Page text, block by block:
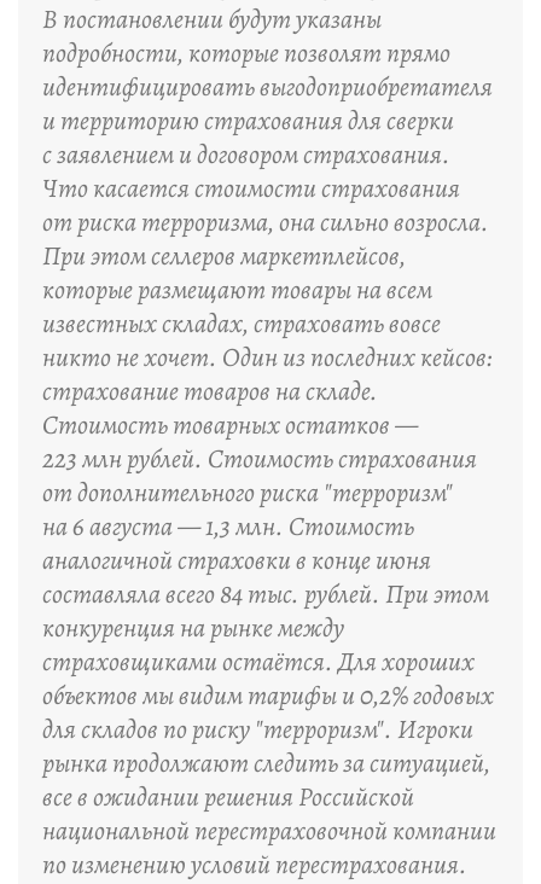
В постановлении будут указаны
подробности, которые позволят прямо
идентифицировать выгодоприобретателя
и территорию страхования для сверки
с заявлением и договором страхования.
Что касается стоимости страхования
от риска терроризма, она сильно возросла.
При этом селлеров маркетплейсов,
которые размещают товары на всем
известных складах, страховать вовсе
никто не хочет. Один из последних кейсов:
страхование товаров на складе.
Стоимость товарных остатков —
223 млн рублей. Стоимость страхования
от дополнительного риска "терроризм"
на 6 августа — 1,3 млн. Стоимость
аналогичной страховки в конце июня
составляла всего 84 тыс. рублей. При этом
конкуренция на рынке между
страховщиками остаётся. Для хороших
объектов мы видим тарифы и 0,2% годовых
для складов по риску "терроризм". Игроки
рынка продолжают следить за ситуацией,
все в ожидании решения Российской
национальной перестраховочной компании
по изменению условий перестрахования.